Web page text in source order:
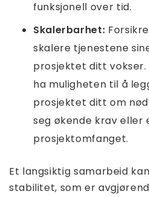
funksjonell over tid.
Skalerbarhet:
skalere tjenestene
prosjektet ditt
ha muligheten til å
prosjektet ditt om
seg økende krav eller
prosjektomfanget.
Et langsiktig samarbeid
stabilitet, som er